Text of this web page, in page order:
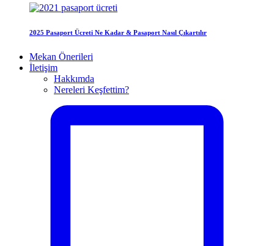
2025 Pasaport Ücreti Ne Kadar & Pasaport Nasıl Çıkartılır
Mekan Önerileri
İletişim
Hakkımda
Nereleri Keşfettim?